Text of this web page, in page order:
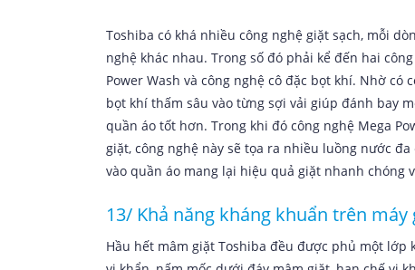
Toshiba có khá nhiều công nghệ giặt sạch, mỗi
nghệ khác nhau. Trong số đó phải kể đến hai
Power Wash và công nghệ cô đặc bọt khí. Nhờ
bọt khí thấm sâu vào từng sợi vải giúp đánh bay
quần áo tốt hơn. Trong khi đó công nghệ Mega
giặt, công nghệ này sẽ tọa ra nhiều luồng nước
vào quần áo mang lại hiệu quả giặt nhanh chóng
13/ Khả năng kháng khuẩn trên máy
Hầu hết mâm giặt Toshiba đều được phủ một